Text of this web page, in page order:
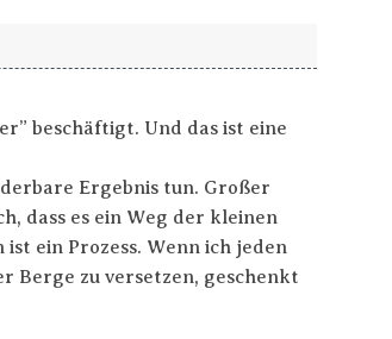
beschäftigt. Und das ist eine
Ergebnis tun. Großer
dass es ein Weg der kleinen
ein Prozess. Wenn ich jeden
Berge zu versetzen, geschenkt